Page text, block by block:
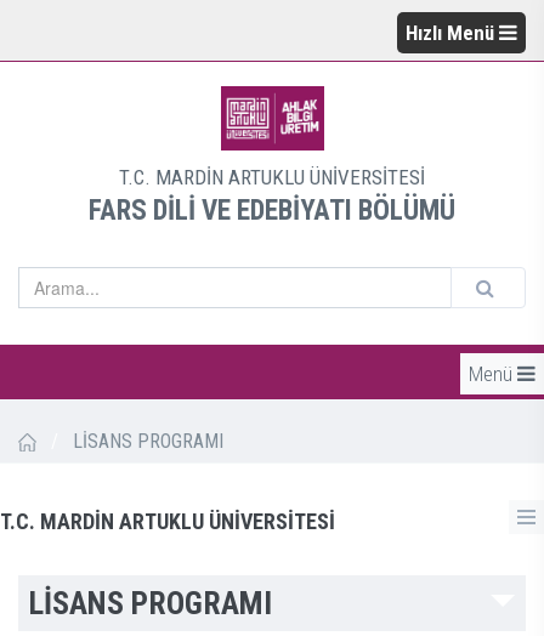
Hızlı Menü
T.C. MARDİN ARTUKLU ÜNİVERSİTESİ
FARS DİLİ VE EDEBİYATI BÖLÜMÜ
Menü
LİSANS PROGRAMI
T.C. MARDİN ARTUKLU ÜNİVERSİTESİ
LİSANS PROGRAMI